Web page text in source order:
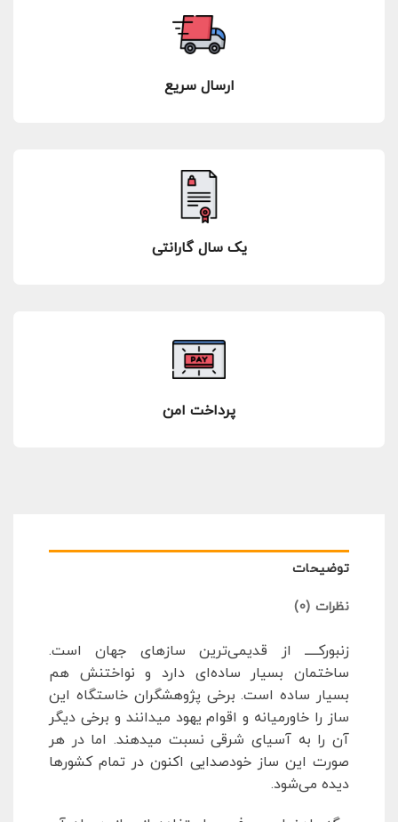
ارسال سریع
یک سال گارانتی
پرداخت امن
توضیحات
نظرات (0)
زنبورکـــــ از قدیمی‌ترین سازهای جهان است.
ساختمان بسیار ساده‌ای دارد و نواختنش هم
بسیار ساده است. برخی پژوهشگران خاستگاه این
ساز را خاورمیانه و اقوام یهود میدانند و برخی دیگر
آن را به آسیای شرقی نسبت میدهند. اما در هر
صورت این ساز خودصدایی اکنون در تمام کشورها
دیده می‌شود.